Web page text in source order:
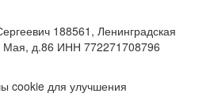
188561, Ленинградская
Мая, д.86 ИНН 772271708796
cookie для улучшения